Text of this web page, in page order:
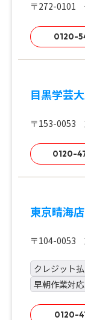
〒272-0101
0120-
目黒学芸
〒153-0053
0120-
東京晴海店
〒104-0053
クレジット
早朝作業対応
0120-